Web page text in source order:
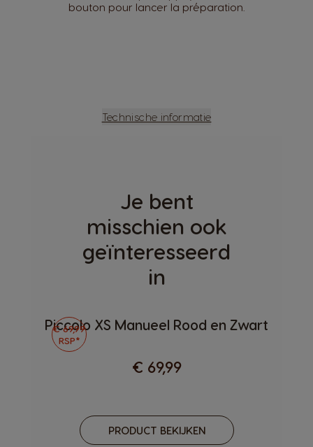
bouton pour lancer la préparation.
Technische informatie
Je bent
misschien ook
geïnteresseerd
in
€ 69,99
RSP*
Piccolo XS Manueel Rood en Zwart
€ 69,99
PRODUCT BEKIJKEN